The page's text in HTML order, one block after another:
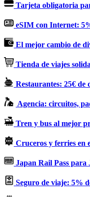
Tarjeta obligatoria
eSIM con Internet:
El mejor cambio de
Tienda de viajes
Restaurantes: 25€ de
Agencia: circuitos,
Tren y bus al mejor
Cruceros y ferries en
Japan Rail Pass para
Seguro de viaje: 5%